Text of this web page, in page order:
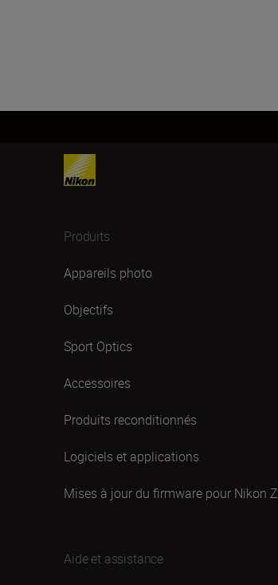
Produits
Appareils photo
Objectifs
Sport Optics
Accessoires
Produits reconditionnés
Logiciels et applications
Mises à jour du firmware pour Nikon Z
Aide et assistance